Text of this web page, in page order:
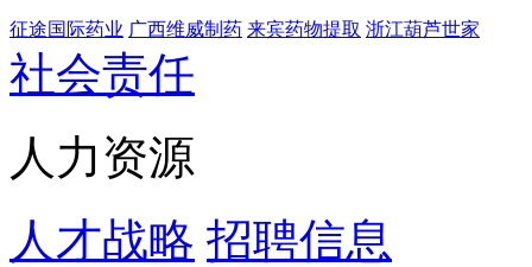
征途国际药业 广西维威制药 来宾药物提取 浙江葫芦世家
社会责任
人力资源
人才战略 招聘信息